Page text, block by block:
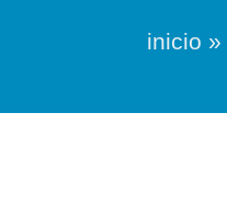
inicio »